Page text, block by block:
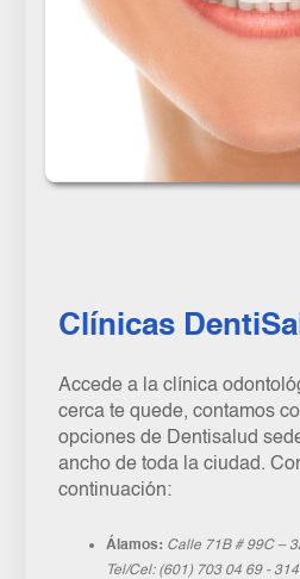
Clínicas
Accede a la clínica
cerca te quede, contamos
opciones de Dentisalud
ancho de toda la ciudad.
continuación:
Álamos: Calle 71B # 99C –
Tel/Cel: (601) 703 04 69 -